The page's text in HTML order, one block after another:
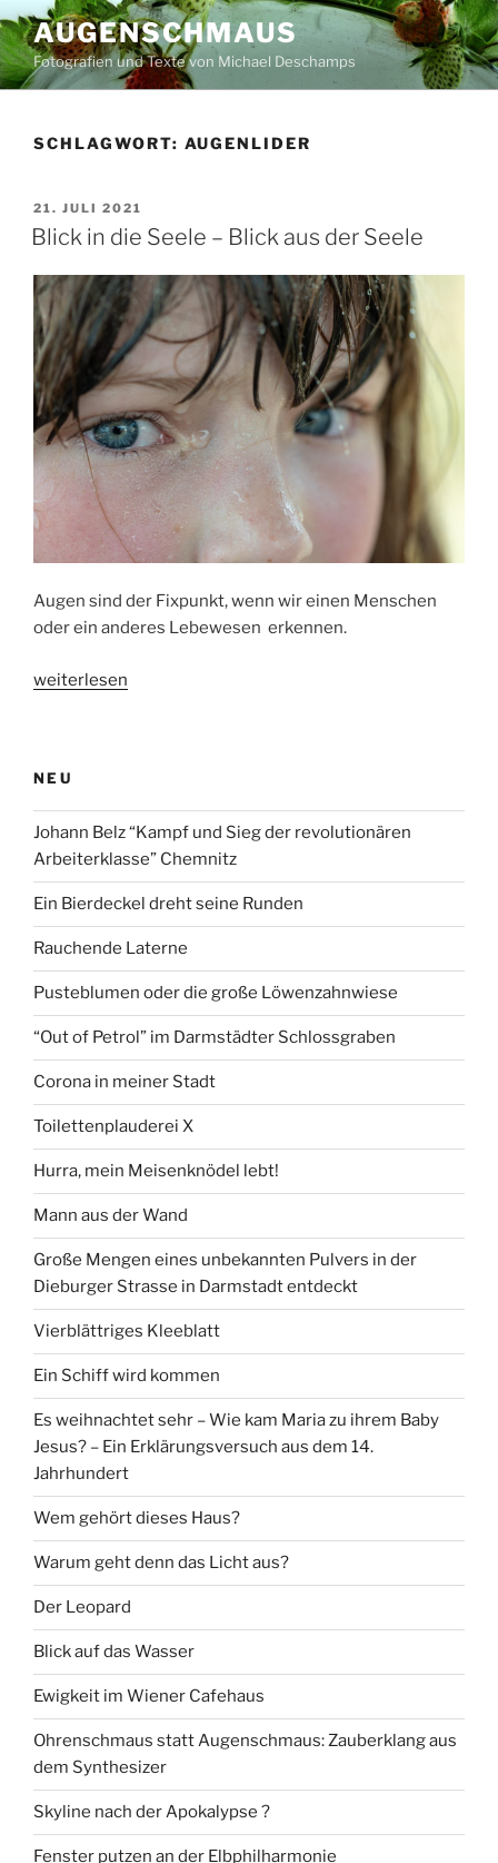
Zum
Inhalt
springen
AUGENSCHMAUS
Fotografien und Texte von Michael Deschamps
SCHLAGWORT: AUGENLIDER
VERÖFFENTLICHT
AM
21. JULI 2021
Blick in die Seele – Blick aus der Seele
Augen sind der Fixpunkt, wenn wir einen Menschen
oder ein anderes Lebewesen erkennen.
„Blick
–
Blick
aus
der
Seele“
weiterlesen
NEU
Johann Belz “Kampf und Sieg der revolutionären
Arbeiterklasse” Chemnitz
Ein Bierdeckel dreht seine Runden
Rauchende Laterne
Pusteblumen oder die große Löwenzahnwiese
“Out of Petrol” im Darmstädter Schlossgraben
Corona in meiner Stadt
Toilettenplauderei X
Hurra, mein Meisenknödel lebt!
Mann aus der Wand
Große Mengen eines unbekannten Pulvers in der
Dieburger Strasse in Darmstadt entdeckt
Vierblättriges Kleeblatt
Ein Schiff wird kommen
Es weihnachtet sehr – Wie kam Maria zu ihrem Baby
Jesus? – Ein Erklärungsversuch aus dem 14.
Jahrhundert
Wem gehört dieses Haus?
Warum geht denn das Licht aus?
Der Leopard
Blick auf das Wasser
Ewigkeit im Wiener Cafehaus
Ohrenschmaus statt Augenschmaus: Zauberklang aus
dem Synthesizer
Skyline nach der Apokalypse ?
Fenster putzen an der Elbphilharmonie